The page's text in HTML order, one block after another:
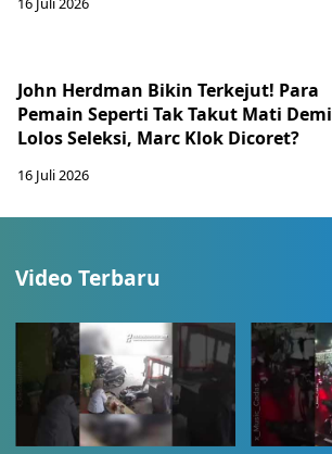
John Herdman Bikin Terkejut! Para
Pemain Seperti Tak Takut Mati Demi
Lolos Seleksi, Marc Klok Dicoret?
16 Juli 2026
Video Terbaru